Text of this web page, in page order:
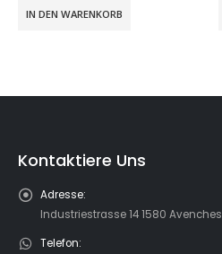
IN DEN WARENKORB
Kontaktiere Uns
Adresse:
Industriestrasse 14 1580 Avenches
Telefon: